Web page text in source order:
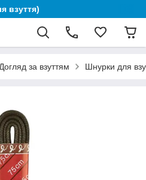
взуття)
Догляд за взуттям Шнурки для